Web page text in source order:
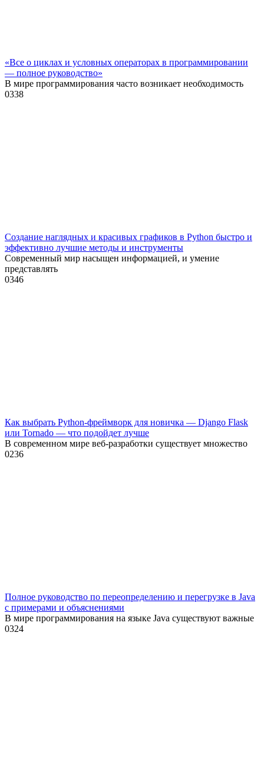
«Все о циклах и условных операторах в программировании
— полное руководство»
В мире программирования часто возникает необходимость
0338
Создание наглядных и красивых графиков в Python быстро и
эффективно лучшие методы и инструменты
Современный мир насыщен информацией, и умение
представлять
0346
Как выбрать Python-фреймворк для новичка — Django Flask
или Tornado — что подойдет лучше
В современном мире веб-разработки существует множество
0236
Полное руководство по переопределению и перегрузке в Java
с примерами и объяснениями
В мире программирования на языке Java существуют важные
0324